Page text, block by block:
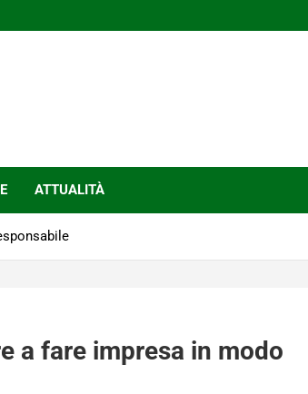
ATTUALITÀ
a fare impresa in modo